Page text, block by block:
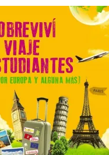
Iberia se convierte en la
primera aerolínea
española en ofrecer wifi a
bordo de Starlink, la
constelación de satélites
del mundo, desarrollada
La incorporación de esta
parte del compromiso
la innovación […]